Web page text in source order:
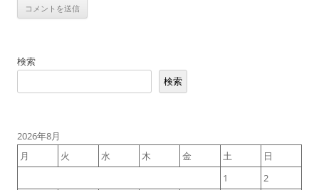
検索
検索
2026年8月
月
火 水 木 金 土
日
1
2